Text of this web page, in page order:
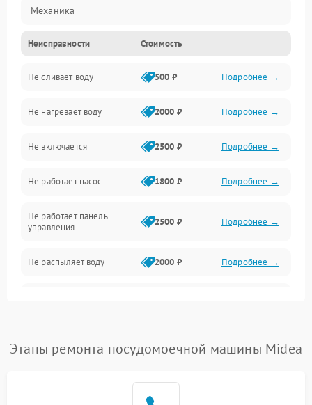
Механика
Управление
Электропитание
Датчики
Нагрев
Вода
Гигиена
Программное обеспечение
Неисправности Стоимость
Не сливает воду 500 ₽ Подробнее →
Не нагревает воду 2000 ₽ Подробнее →
Не включается 2500 ₽ Подробнее →
Не работает насос 1800 ₽ Подробнее →
Не работает панель
управления
2500 ₽ Подробнее →
Не распыляет воду 2000 ₽ Подробнее →
воды
1800 ₽ Подробнее →
Этапы ремонта посудомоечной машины Midea